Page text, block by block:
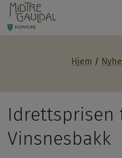
21
Hjem
Idrettsprisen
Vinsnesbakk